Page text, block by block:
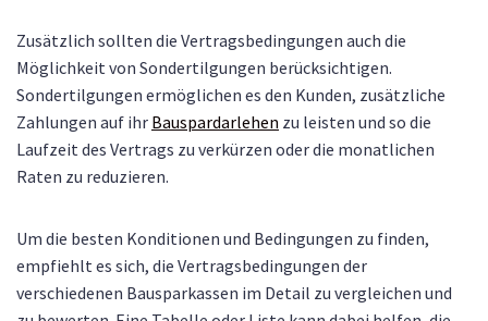
Zusätzlich sollten die Vertragsbedingungen auch die
Möglichkeit von Sondertilgungen berücksichtigen.
Sondertilgungen ermöglichen es den Kunden, zusätzliche
Zahlungen auf ihr Bauspardarlehen zu leisten und so die
Laufzeit des Vertrags zu verkürzen oder die monatlichen
Raten zu reduzieren.
Um die besten Konditionen und Bedingungen zu finden,
empfiehlt es sich, die Vertragsbedingungen der
verschiedenen Bausparkassen im Detail zu vergleichen und